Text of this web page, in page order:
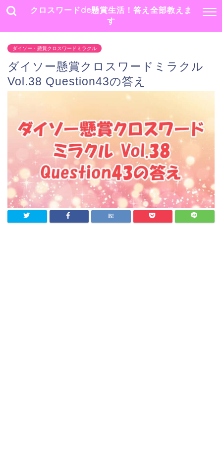
クロスワードde懸賞生活！答え全部教えま
す
ダイソー・懸賞クロスワードミラクル
ダイソー懸賞クロスワードミラクル
Vol.38 Question43の答え